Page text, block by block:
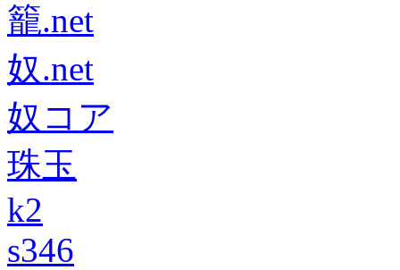
籠.net
奴.net
奴コア
珠玉
k2
s346